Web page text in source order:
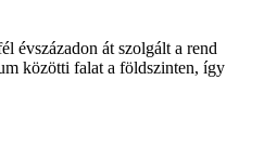
évszázadon át szolgált a rend
közötti falat a földszinten, így